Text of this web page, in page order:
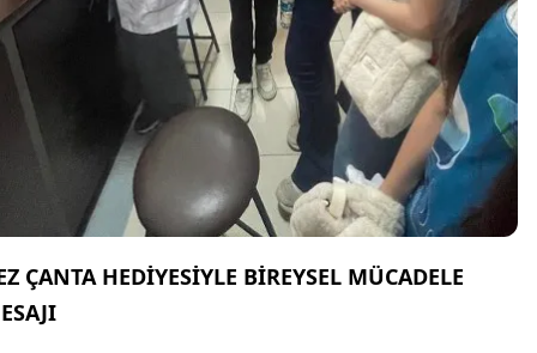
ÇANTA HEDİYESİYLE BİREYSEL MÜCADELE